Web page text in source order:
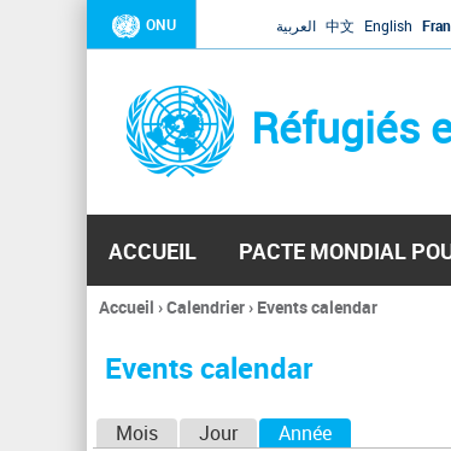
ONU العربية 中文 English
Réfugiés
ACCUEIL PACTE MONDIAL
Vous
ici
Accueil ›Calendrier› Events calendar
Events calendar
Mois Jour Année